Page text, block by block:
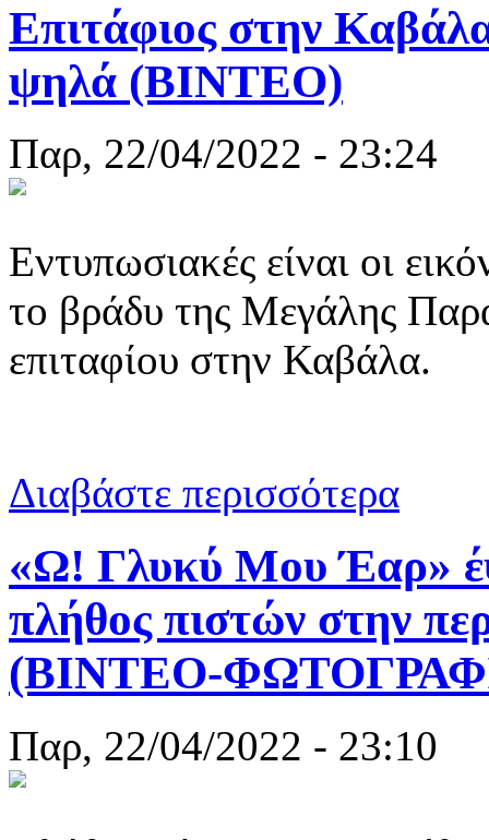
Επιτάφιος στην
ψηλά (ΒΙΝΤΕΟ)
Παρ, 22/04/2022 - 23:24
Εντυπωσιακές είναι οι
το βράδυ της Μεγάλης
επιταφίου στην Καβάλα.
Διαβάστε περισσότερα
«Ω! Γλυκύ Μου Έαρ»
πλήθος πιστών στην
(ΒΙΝΤΕΟ-
Παρ, 22/04/2022 - 23:10